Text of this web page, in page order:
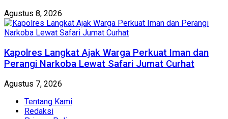
Agustus 8, 2026
Kapolres Langkat Ajak Warga Perkuat Iman dan
Perangi Narkoba Lewat Safari Jumat Curhat
Agustus 7, 2026
Tentang Kami
Redaksi